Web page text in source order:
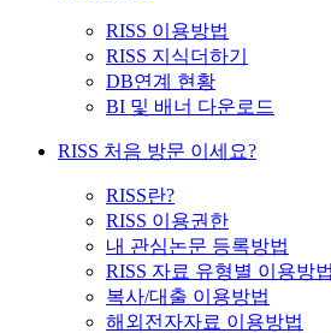
RISS 이용방법
RISS 지식더하기
DB연계 현황
BI 및 배너 다운로드
RISS 처음 방문 이세요?
RISS란?
RISS 이용권한
내 관심논문 등록방법
RISS 자료 유형별 이용방법
복사/대출 이용방법
해외전자자료 이용방법